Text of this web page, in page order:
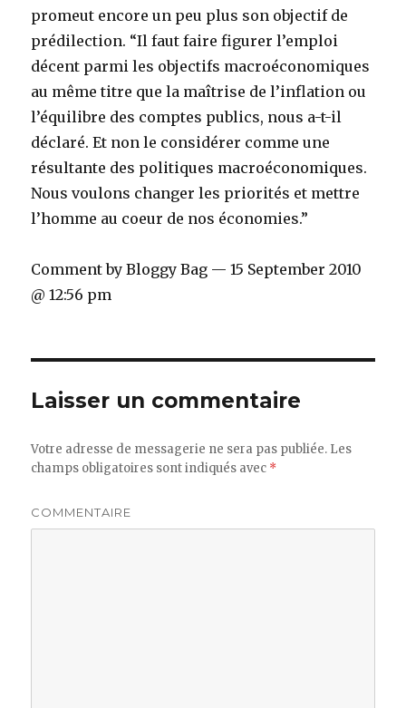
promeut encore un peu plus son objectif de
prédilection. “Il faut faire figurer l’emploi
décent parmi les objectifs macroéconomiques
au même titre que la maîtrise de l’inflation ou
l’équilibre des comptes publics, nous a-t-il
déclaré. Et non le considérer comme une
résultante des politiques macroéconomiques.
Nous voulons changer les priorités et mettre
l’homme au coeur de nos économies.”
Comment by Bloggy Bag — 15 September 2010
@ 12:56 pm
Laisser un commentaire
Votre adresse de messagerie ne sera pas publiée. Les
champs obligatoires sont indiqués avec *
COMMENTAIRE